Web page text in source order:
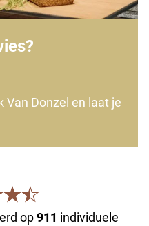
Van Donzel en laat je
op911 individuele